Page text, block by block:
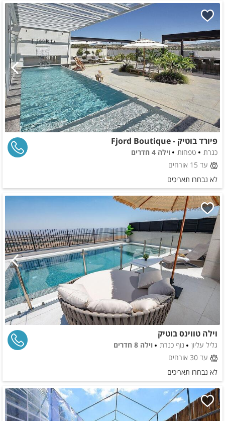
פיורד בוטיק - Fjord Boutique
כנרת טפחות
וילה 4 חדרים
עד 15 אורחים
לא נבחרו תאריכים
וילה טווינס בוטיק
גליל עליון נוף כנרת
וילה 8 חדרים
עד 30 אורחים
לא נבחרו תאריכים